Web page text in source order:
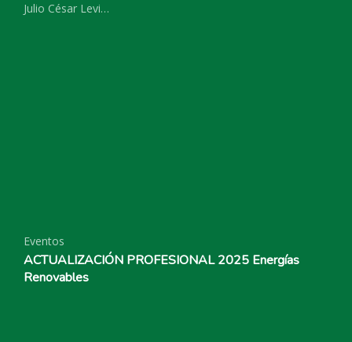
Julio César Levi…
Eventos
ACTUALIZACIÓN PROFESIONAL 2025 Energías
Renovables